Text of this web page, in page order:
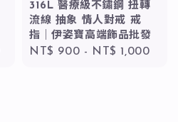
316L 醫療級不鏽鋼 扭轉
流線 抽象 情人對戒 戒
指｜伊姿寶高端飾品批發
Regular
NT$ 900 - NT$ 1,000